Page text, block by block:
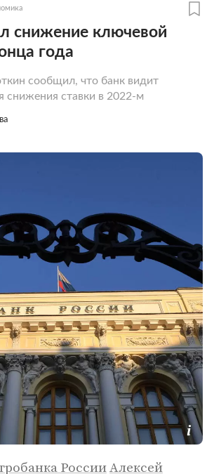
снижение ключевой
года
сообщил, что банк видит
снижения ставки в 2022-м
РоссииАлексей